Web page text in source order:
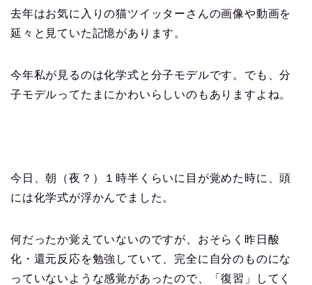
去年はお気に入りの猫ツイッターさんの画像や動画を
延々と見ていた記憶があります。
今年私が見るのは化学式と分子モデルです。でも、分
子モデルってたまにかわいらしいのもありますよね。
今日、朝（夜？）１時半くらいに目が覚めた時に、頭
には化学式が浮かんでました。
何だったか覚えていないのですが、おそらく昨日酸
化・還元反応を勉強していて、完全に自分のものにな
っていないような感覚があったので、「復習」してく